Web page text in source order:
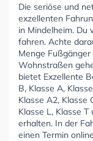
Die seriöse und
exzellenten
in Mindelheim. Du
fahren. Achte
Menge
Wohnstraßen
bietet Exzellente
B, Klasse A,
Klasse A2, Klasse
Klasse L, Klasse
erhalten. In der
einen Termin